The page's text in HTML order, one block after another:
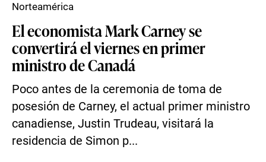
El economista Mark Carney se
convertirá el viernes en primer
ministro de Canadá
Poco antes de la ceremonia de toma de
posesión de Carney, el actual primer ministro
canadiense, Justin Trudeau, visitará la
residencia de Simon p...
Norteamérica